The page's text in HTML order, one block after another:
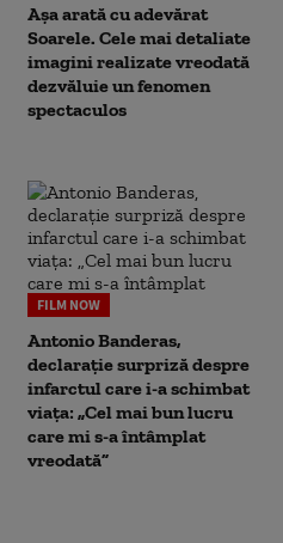
Așa arată cu adevărat
Soarele. Cele mai detaliate
imagini realizate vreodată
dezvăluie un fenomen
spectaculos
FILM NOW
Antonio Banderas,
declarație surpriză despre
infarctul care i-a schimbat
viața: „Cel mai bun lucru
care mi s-a întâmplat
vreodată”